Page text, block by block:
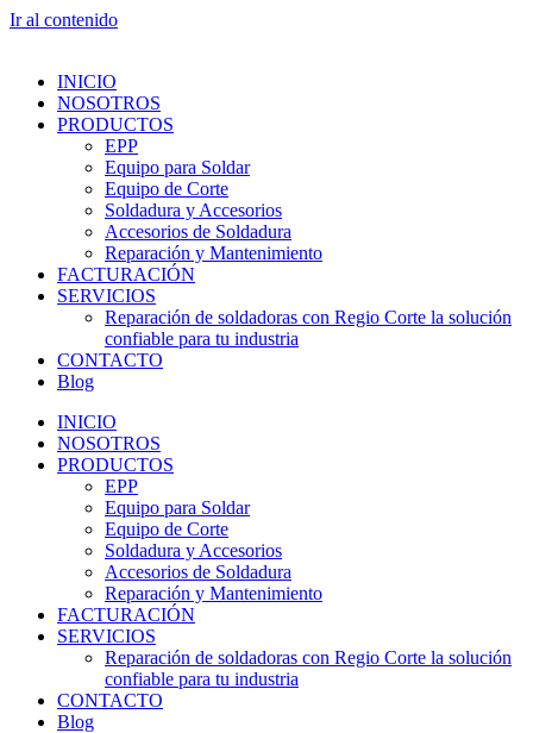
Ir al contenido
INICIO
NOSOTROS
PRODUCTOS
EPP
Equipo para Soldar
Equipo de Corte
Soldadura y Accesorios
Accesorios de Soldadura
Reparación y Mantenimiento
FACTURACIÓN
SERVICIOS
Reparación de soldadoras con Regio Corte la solución
confiable para tu industria
CONTACTO
Blog
INICIO
NOSOTROS
PRODUCTOS
EPP
Equipo para Soldar
Equipo de Corte
Soldadura y Accesorios
Accesorios de Soldadura
Reparación y Mantenimiento
FACTURACIÓN
SERVICIOS
Reparación de soldadoras con Regio Corte la solución
confiable para tu industria
CONTACTO
Blog